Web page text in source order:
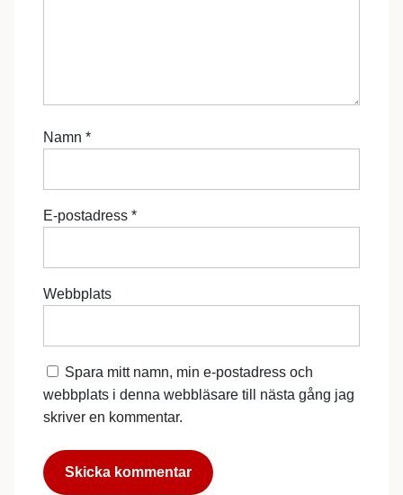
Namn *
E-postadress *
Webbplats
Spara mitt namn, min e-postadress och
webbplats i denna webbläsare till nästa gång jag
skriver en kommentar.